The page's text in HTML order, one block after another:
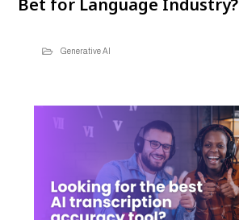
Generative AI